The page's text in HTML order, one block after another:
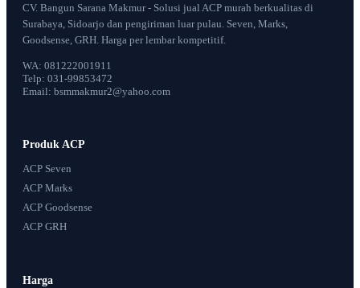
CV. Bangun Sarana Makmur - Solusi jual ACP murah berkualitas di
Surabaya, Sidoarjo dan pengiriman luar pulau. Seven, Marks,
Goodsense, GRH. Harga per lembar kompetitif.
WA: 081222001911
Telp: 031-99853472
Email: bsmmakmur2@yahoo.com
Produk ACP
ACP Seven
ACP Marks
ACP Goodsense
ACP GRH
Harga